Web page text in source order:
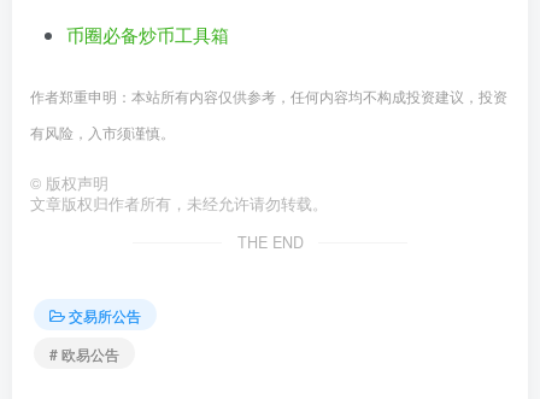
币圈必备炒币工具箱
作者郑重申明：本站所有内容仅供参考，任何内容均不构成投资建议，投资
有风险，入市须谨慎。
© 版权声明
文章版权归作者所有，未经允许请勿转载。
THE END
交易所公告
# 欧易公告